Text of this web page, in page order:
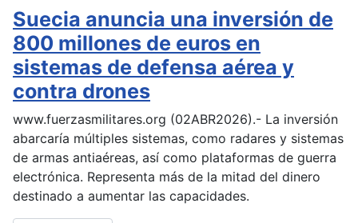
Suecia anuncia una inversión de
800 millones de euros en
sistemas de defensa aérea y
contra drones
www.fuerzasmilitares.org (02ABR2026).- La inversión
abarcaría múltiples sistemas, como radares y sistemas
de armas antiaéreas, así como plataformas de guerra
electrónica. Representa más de la mitad del dinero
destinado a aumentar las capacidades.